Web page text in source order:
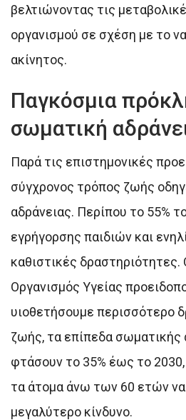
βελτιώνοντας τις
οργανισμού σε σχέση με το
ακίνητος.
Παγκόσμια
σωματική
Παρά τις επιστημονικές
σύγχρονος τρόπος ζωής
αδράνειας. Περίπου το 55%
εγρήγορσης παιδιών και
καθιστικές
Οργανισμός Υγείας
υιοθετήσουμε περισσότερο
ζωής, τα επίπεδα σωματικής
φτάσουν το 35% έως το 2030,
τα άτομα άνω των 60 ετών να
μεγαλύτερο κίνδυνο.